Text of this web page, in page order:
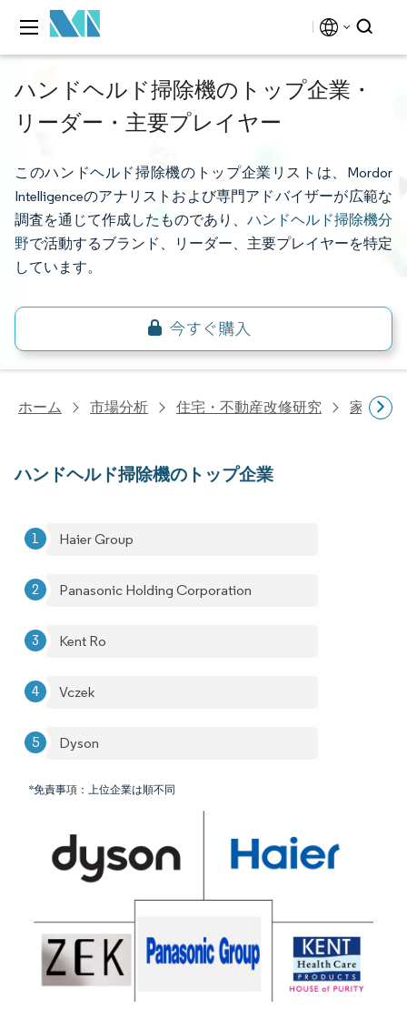
ハンドヘルド掃除機のトップ企業・
リーダー・主要プレイヤー
このハンドヘルド掃除機のトップ企業リストは、Mordor
Intelligenceのアナリストおよび専門アドバイザーが広範な
調査を通じて作成したものであり、 ハンドヘルド掃除機分
野で活動するブランド、リーダー、主要プレイヤーを特定
しています。
ホーム 市場分析 住宅・不動産改修研究 家電研究
ハンドヘルド掃除機のトップ企業
Haier Group
Panasonic Holding Corporation
Kent Ro
Vczek
Dyson
*免責事項：上位企業は順不同